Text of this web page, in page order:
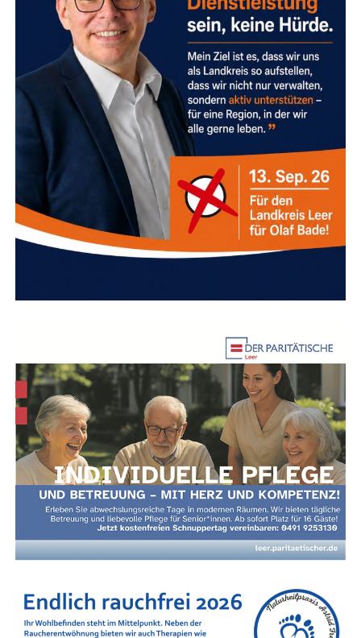
Anzeige
Da die Plät­ze im Fest­saal begrenzt sind, wird um eine
vor­he­ri­ge Anmel­dung gebeten.
Anmel­de­schluss:Mon­tag, 24. August 2026
Ansprech­part­ne­rin:
Tom­ke Hamer (Gleich­stel­
lungs­be­auf­trag­te der Stadt Leer)
Tele­fon: 0491 9782–315
E‑Mail:Tomke.Hamer@Leer.de
Nach­hil­fe in Leer und im Land­kreis Leer